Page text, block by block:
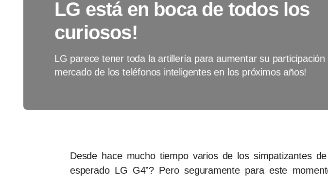
LG está en boca de todos los
curiosos!
LG parece tener toda la artillería para aumentar su participación
mercado de los teléfonos inteligentes en los próximos años!
Desde hace mucho tiempo varios de los simpatizantes
esperado LG G4”? Pero seguramente para este